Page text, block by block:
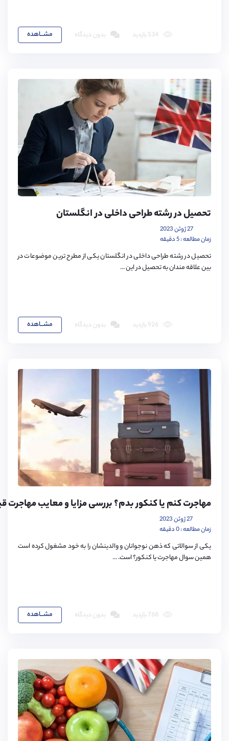
مشـــاهده بدون دیدگاه
تحصیل در رشته طراحی داخلی در انگلستان
27 ژوئن 2023
زمان مطالعه : 5 دقیقه
تحصیل در رشته طراحی داخلی در انگلستان یکی از مطرح ترین موضوعات در
بین علاقه مندان به تحصیل در این ...
مشـــاهده بدون دیدگاه
مهاجرت کنم یا کنکور بدم؟ بررسی مزایا و معایب مهاجرت
27 ژوئن 2023
زمان مطالعه : 0 دقیقه
یکی از سوالاتی که ذهن نوجوانان و والدینشان را به خود مشغول کرده است
همین سوال مهاجرت یا کنکور؟ است. ...
مشـــاهده بدون دیدگاه